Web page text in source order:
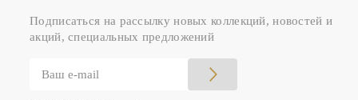
Подписаться на рассылку новых коллекций, новостей и
акций, специальных предложений